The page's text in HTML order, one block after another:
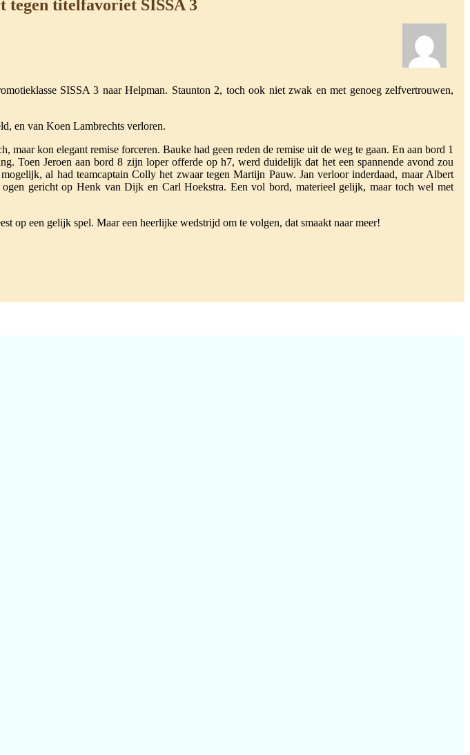
tegen titelfavoriet SISSA 3
SISSA 3 naar Helpman. Staunton 2, toch ook niet zwak en met genoeg zelfvertrouwen,
en van Koen Lambrechts verloren.
kon elegant remise forceren. Bauke had geen reden de remise uit de weg te gaan. En aan bord 1
Toen Jeroen aan bord 8 zijn loper offerde op h7, werd duidelijk dat het een spannende avond zou
al had teamcaptain Colly het zwaar tegen Martijn Pauw. Jan verloor inderdaad, maar Albert
gericht op Henk van Dijk en Carl Hoekstra. Een vol bord, materieel gelijk, maar toch wel met
op een gelijk spel. Maar een heerlijke wedstrijd om te volgen, dat smaakt naar meer!